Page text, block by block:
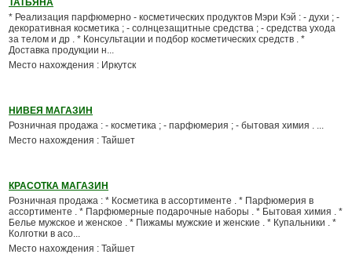
ТАТЬЯНА
* Реализация парфюмерно - косметических продуктов Мэри Кэй : - духи ; -
декоративная косметика ; - солнцезащитные средства ; - средства ухода
за телом и др . * Консультации и подбор косметических средств . *
Доставка продукции н...
Место нахождения : Иркутск
НИВЕЯ МАГАЗИН
Розничная продажа : - косметика ; - парфюмерия ; - бытовая химия . ...
Место нахождения : Тайшет
КРАСОТКА МАГАЗИН
Розничная продажа : * Косметика в ассортименте . * Парфюмерия в
ассортименте . * Парфюмерные подарочные наборы . * Бытовая химия . *
Белье мужское и женское . * Пижамы мужские и женские . * Купальники . *
Колготки в асо...
Место нахождения : Тайшет